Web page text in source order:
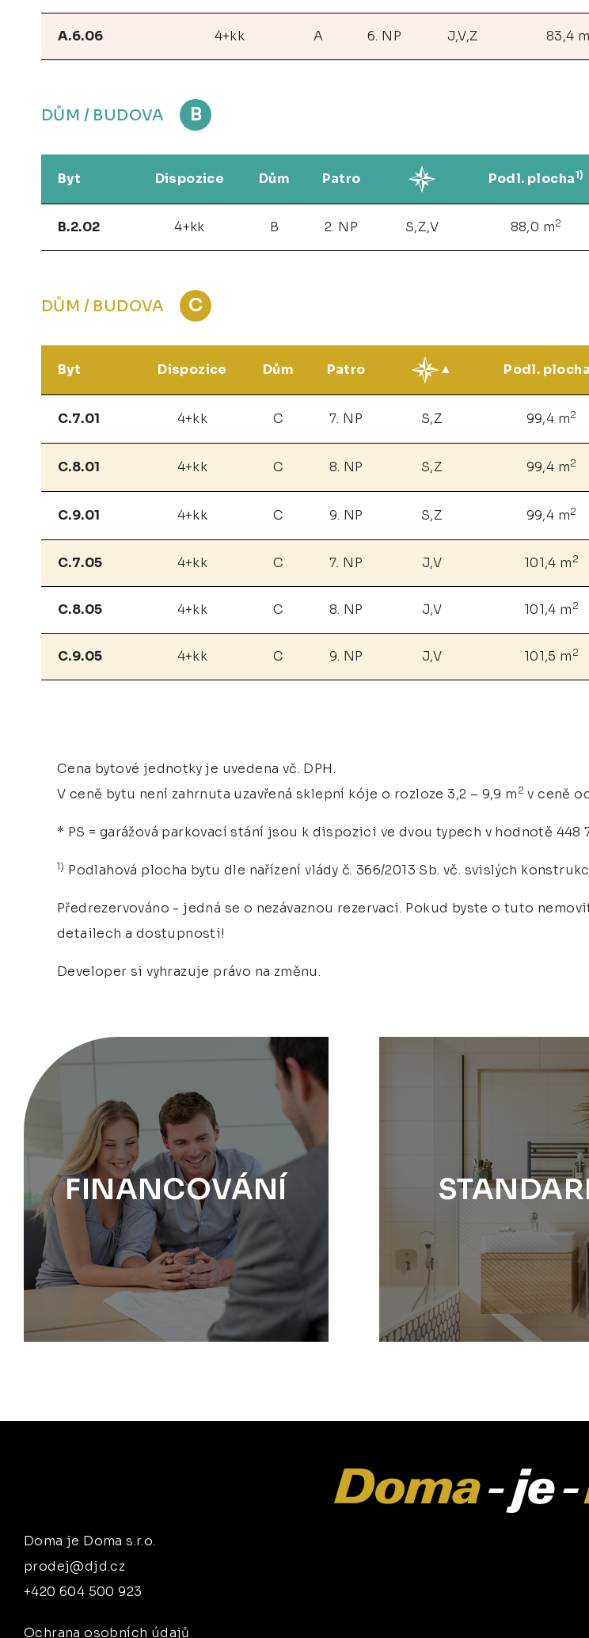
A.6.06 4+kk A 6. NP J,V,Z 83,4 m
DŮM / BUDOVA B
Byt Dispozice Dům Patro Podl. plocha1)
B.2.02 4+kk B 2. NP S,Z,V 88,0 m2
DŮM / BUDOVA C
Byt Dispozice Dům Patro Podl. plocha
C.7.01 4+kk C 7. NP S,Z 99,4 m2
C.8.01 4+kk C 8. NP S,Z 99,4 m2
C.9.01 4+kk C 9. NP S,Z 99,4 m2
C.7.05 4+kk C 7. NP J,V 101,4 m 2
C.8.05 4+kk C 8. NP J,V 101,4 m 2
C.9.05 4+kk C 9. NP J,V 101,5 m 2
Cena bytové jednotky je uvedena vč. DPH.
V ceně bytu není zahrnuta uzavřená sklepní kóje o rozloze 3,2 – 9,9 m 2 v ceně
* PS = garážová parkovací stání jsou k dispozici ve dvou typech v hodnotě 448
1) Podlahová plocha bytu dle nařízení vlády č. 366/2013 Sb. vč. svislých
Předrezervováno - jedná se o nezávaznou rezervaci. Pokud byste o tuto
detailech a dostupnosti!
Developer si vyhrazuje právo na změnu.
FINANCOVÁNÍ
Doma je Doma s.r.o.
prodej@djd.cz
+420 604 500 923
Ochrana osobních údajů